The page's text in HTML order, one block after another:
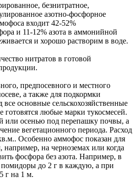
безнитратное,
азотно-фосфорное
входит 42-52%
и 11-12% азота в аммонийной
и хорошо растворим в воде.
нитратов в готовой
предпосевного и местного
а также для подкормки
основные сельскохозяйственные
готовятся любые марки тукосмесей.
или осенью под перепашку почвы, а
вегетационного периода. Расход
Особенно аммофос показан для
на черноземах или когда
фосфора без азота. Например, в
до 2 г в каждую, а при
г на 1 м.